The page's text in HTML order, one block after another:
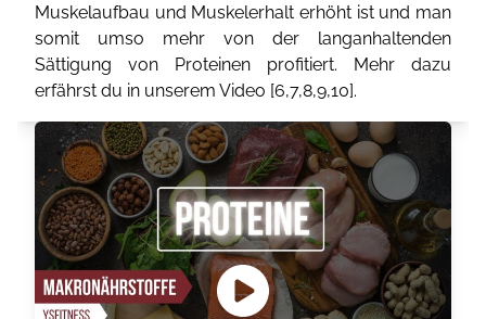
Muskelaufbau und Muskelerhalt erhöht ist und man
somit umso mehr von der langanhaltenden
Sättigung von Proteinen profitiert. Mehr dazu
erfährst du in unserem Video [6,7,8,9,10].